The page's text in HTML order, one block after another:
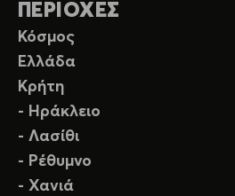
ΠΕΡΙΟΧΕΣ
Κόσμος
Ελλάδα
Κρήτη
- Ηράκλειο
- Λασίθι
- Ρέθυμνο
- Χανιά